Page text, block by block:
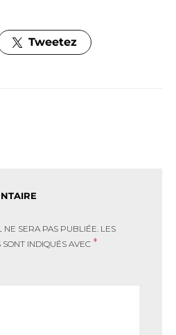
Tweetez
NE SERA PAS PUBLIÉE. LES
INDIQUÉS AVEC *